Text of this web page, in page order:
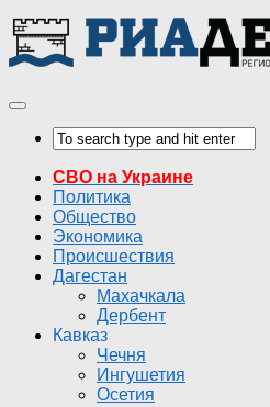
СВО на Украине
Политика
Общество
Экономика
Происшествия
Дагестан
Махачкала
Дербент
Кавказ
Чечня
Ингушетия
Осетия